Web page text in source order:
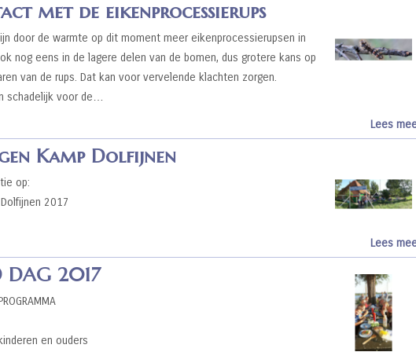
met de eikenprocessierups
door de warmte op dit moment meer eikenprocessierupsen in
nog eens in de lagere delen van de bomen, dus grotere kans op
van de rups. Dat kan voor vervelende klachten zorgen.
schadelijk voor de…
Lees
Kamp Dolfijnen
op:
2017
Lees
DAG 2017
en ouders